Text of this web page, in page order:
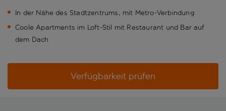
In der Nähe des Stadtzentrums, mit Metro-Verbindung
Coole Apartments im Loft-Stil mit Restaurant und Bar auf
dem Dach
Verfügbarkeit prüfen